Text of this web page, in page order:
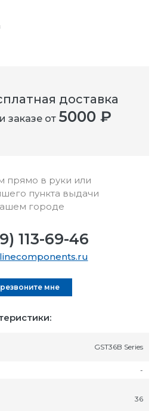
GST36B Series
-
36
доставка
заказе от 5000 ₽
прямо в руки или
пункта выдачи
городе
113-69-46
мне